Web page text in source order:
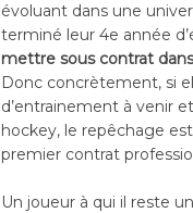
évoluant dans une
terminé leur 4e année
mettre sous contrat
Donc concrètement, si
d’entrainement à venir
hockey, le repêchage
premier contrat
Un joueur à qui il reste